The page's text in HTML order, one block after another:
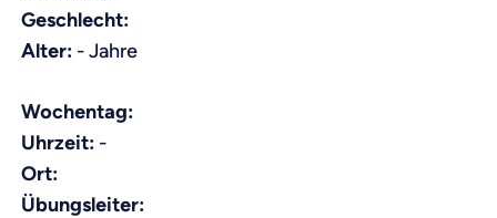
Geschlecht:
Alter: - Jahre
Wochentag:
Uhrzeit: -
Ort:
Übungsleiter: